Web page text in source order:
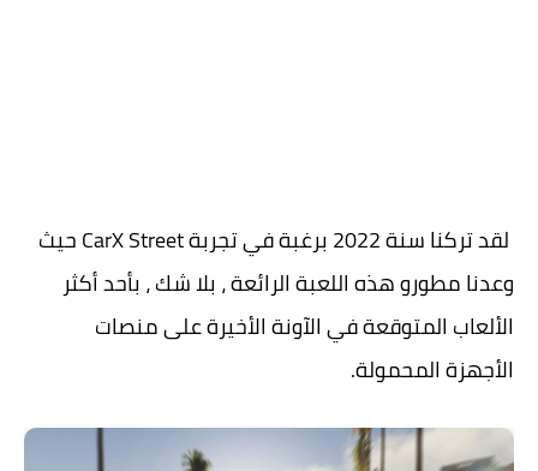
لقد تركنا سنة 2022 برغبة في تجربة CarX Street حيث
وعدنا مطورو هذه اللعبة الرائعة ، بلا شك ، بأحد أكثر
الألعاب المتوقعة في الآونة الأخيرة على منصات
الأجهزة المحمولة.